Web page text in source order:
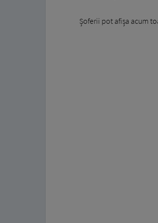
Șoferii pot afișa acum